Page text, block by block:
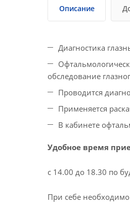
Описание
Диагностика
обследование
Проводится
Применяется
В кабинете
Удобное время
с 14.00 до 18.30 по
При себе